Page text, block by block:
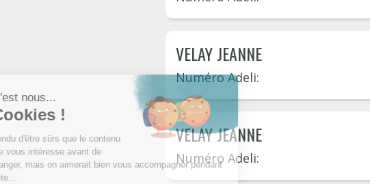
VELAY JEANNE
Numéro Adeli:
VELAY JEANNE
Numéro Adeli: